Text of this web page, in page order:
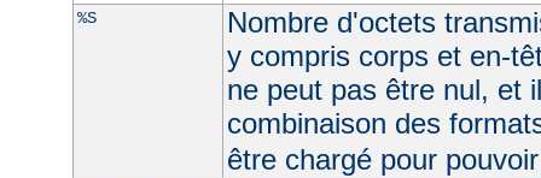
%S
Nombre d'octets
y compris corps et en-
ne peut pas être nul, et
combinaison des
être chargé pour